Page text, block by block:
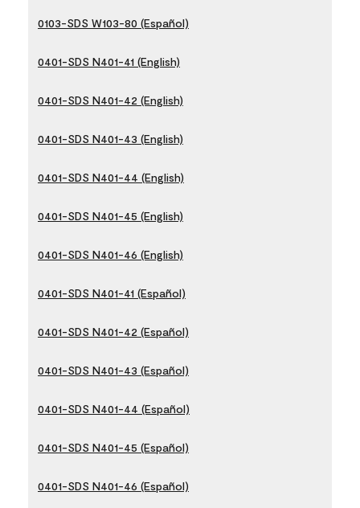
0103-SDS W103-80 (Español)
0401-SDS N401-41 (English)
0401-SDS N401-42 (English)
0401-SDS N401-43 (English)
0401-SDS N401-44 (English)
0401-SDS N401-45 (English)
0401-SDS N401-46 (English)
0401-SDS N401-41 (Español)
0401-SDS N401-42 (Español)
0401-SDS N401-43 (Español)
0401-SDS N401-44 (Español)
0401-SDS N401-45 (Español)
0401-SDS N401-46 (Español)